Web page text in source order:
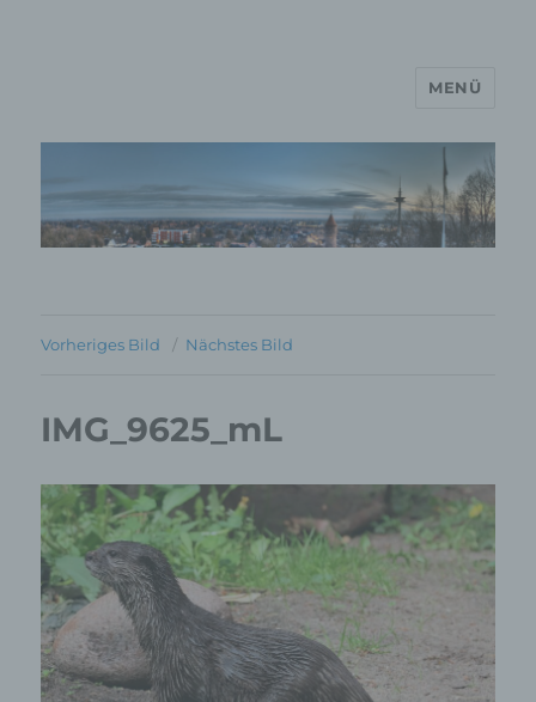
MP Mario Porten Beratung
Training Coaching
MENÜ
Vorheriges Bild Nächstes Bild
IMG_9625_mL